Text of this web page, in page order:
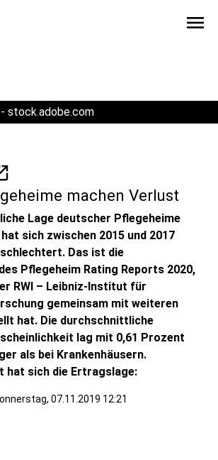
menu
stock.adobe.com
machen Verlust
Lage deutscher Pflegeheime
sich zwischen 2015 und 2017
Das ist die
Pflegeheim Rating Reports 2020,
RWI – Leibniz-Institut für
gemeinsam mit weiteren
hat. Die durchschnittliche
lag mit 0,61 Prozent
als bei Krankenhäusern.
hat sich die Ertragslage:
07.11.2019 12:21